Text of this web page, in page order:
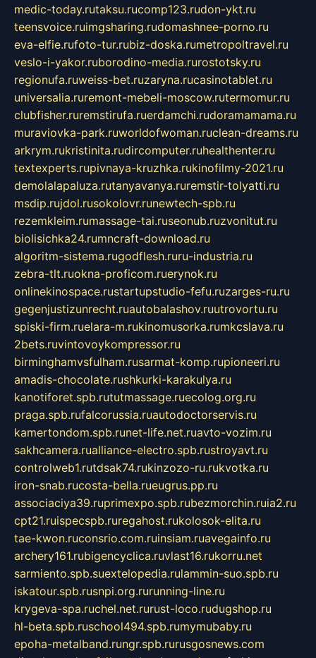
medic-today.rutaksu.rucomp123.rudon-ykt.ru
teensvoice.ruimgsharing.rudomashnee-porno.ru
eva-elfie.rufoto-tur.rubiz-doska.rumetropoltravel.ru
veslo-i-yakor.ruborodino-media.rurostotsky.ru
regionufa.ruweiss-bet.ruzaryna.rucasinotablet.ru
universalia.ruremont-mebeli-moscow.rutermomur.ru
clubfisher.ruremstirufa.ruerdamchi.rudoramamama.ru
muraviovka-park.ruworldofwoman.ruclean-dreams.ru
arkrym.rukristinita.rudircomputer.ruhealthenter.ru
textexperts.rupivnaya-kruzhka.rukinofilmy-2021.ru
demolalapaluza.rutanyavanya.ruremstir-tolyatti.ru
msdip.rujdol.rusokolovr.runewtech-spb.ru
rezemkleim.rumassage-tai.ruseonub.ruzvonitut.ru
biolisichka24.rumncraft-download.ru
algoritm-sistema.rugodflesh.ruru-industria.ru
zebra-tlt.ruokna-proficom.ruerynok.ru
onlinekinospace.rustartupstudio-fefu.ruzarges-ru.ru
gegenjustizunrecht.ruautobalashov.ruutrovortu.ru
spiski-firm.ruelara-m.rukinomusorka.rumkcslava.ru
2bets.ruvintovoykompressor.ru
birminghamvsfulham.rusarmat-komp.rupioneeri.ru
amadis-chocolate.rushkurki-karakulya.ru
kanotiforet.spb.rututmassage.ruecolog.org.ru
praga.spb.rufalcorussia.ruautodoctorservis.ru
kamertondom.spb.runet-life.net.ruavto-vozim.ru
sakhcamera.rualliance-electro.spb.rustroyavt.ru
controlweb1.rutdsak74.rukinzozo-ru.rukvotka.ru
iron-snab.rucosta-bella.rueugrus.pp.ru
associaciya39.ruprimexpo.spb.rubezmorchin.ruia2.ru
cpt21.ruispecspb.ruregahost.rukolosok-elita.ru
tae-kwon.ruconsrio.com.ruinsiam.ruavegainfo.ru
archery161.rubigencyclica.ruvlast16.rukorru.net
sarmiento.spb.suextelopedia.rulammin-suo.spb.ru
iskatour.spb.rusnpi.org.rurunning-line.ru
krygeva-spa.ruchel.net.rurust-loco.rudugshop.ru
hl-beta.spb.ruschool494.spb.rumymubaby.ru
epoha-metalband.rungr.spb.rurusgosnews.com